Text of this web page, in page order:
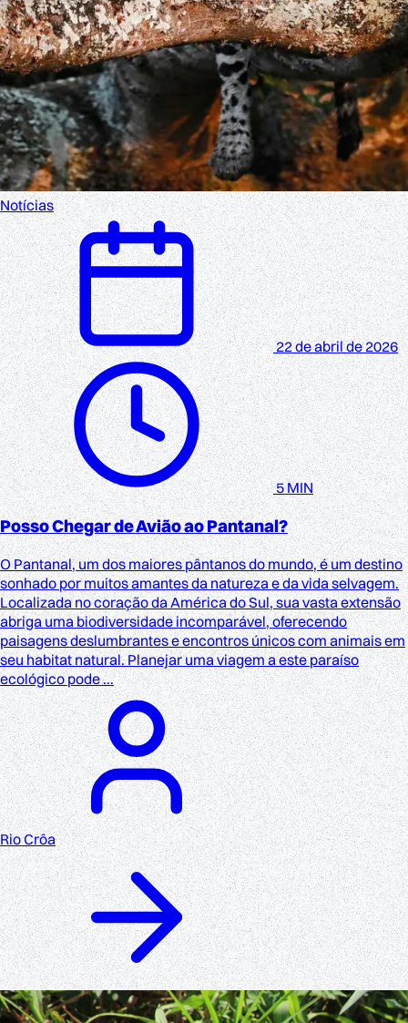
Notícias
22 de abril de 2026
5 MIN
Posso Chegar de Avião ao Pantanal?
O Pantanal, um dos maiores pântanos do mundo, é um destino
sonhado por muitos amantes da natureza e da vida selvagem.
Localizada no coração da América do Sul, sua vasta extensão
abriga uma biodiversidade incomparável, oferecendo
paisagens deslumbrantes e encontros únicos com animais em
seu habitat natural. Planejar uma viagem a este paraíso
ecológico pode ...
Rio Crôa